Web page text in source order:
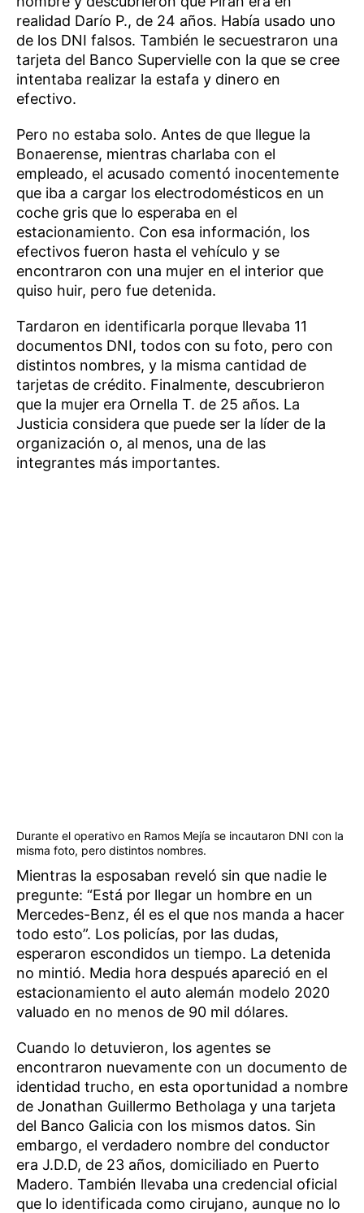
realidad Darío P., de 24 años. Había usado uno
de los DNI falsos. También le secuestraron una
tarjeta del Banco Supervielle con la que se cree
intentaba realizar la estafa y dinero en
efectivo.
Pero no estaba solo. Antes de que llegue la
Bonaerense, mientras charlaba con el
empleado, el acusado comentó inocentemente
que iba a cargar los electrodomésticos en un
coche gris que lo esperaba en el
estacionamiento. Con esa información, los
efectivos fueron hasta el vehículo y se
encontraron con una mujer en el interior que
quiso huir, pero fue detenida.
Tardaron en identificarla porque llevaba 11
documentos DNI, todos con su foto, pero con
distintos nombres, y la misma cantidad de
tarjetas de crédito. Finalmente, descubrieron
que la mujer era Ornella T. de 25 años. La
Justicia considera que puede ser la líder de la
organización o, al menos, una de las
integrantes más importantes.
Durante el operativo en Ramos Mejía se incautaron DNI con la
misma foto, pero distintos nombres.
Mientras la esposaban reveló sin que nadie le
pregunte: “Está por llegar un hombre en un
Mercedes-Benz, él es el que nos manda a hacer
todo esto”. Los policías, por las dudas,
esperaron escondidos un tiempo. La detenida
no mintió. Media hora después apareció en el
estacionamiento el auto alemán modelo 2020
valuado en no menos de 90 mil dólares.
Cuando lo detuvieron, los agentes se
encontraron nuevamente con un documento de
identidad trucho, en esta oportunidad a nombre
de Jonathan Guillermo Betholaga y una tarjeta
del Banco Galicia con los mismos datos. Sin
embargo, el verdadero nombre del conductor
era J.D.D, de 23 años, domiciliado en Puerto
Madero. También llevaba una credencial oficial
que lo identificada como cirujano, aunque no lo